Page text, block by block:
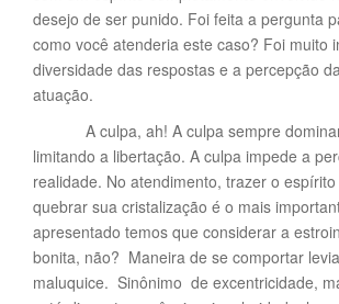
desejo de ser punido. Foi feita a pergunta
como você atenderia este caso? Foi muito
diversidade das respostas e a percepção
atuação.
A culpa, ah! A culpa sempre
limitando a libertação. A culpa impede a
realidade. No atendimento, trazer o
quebrar sua cristalização é o mais
apresentado temos que considerar a
bonita, não? Maneira de se comportar
maluquice. Sinônimo de excentricidade,